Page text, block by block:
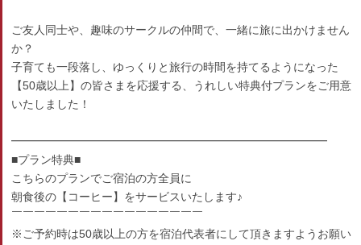
ご友人同士や、趣味のサークルの仲間で、一緒に旅に出かけません
か？
子育ても一段落し、ゆっくりと旅行の時間を持てるようになった
【50歳以上】の皆さまを応援する、うれしい特典付プランをご用意
いたしました！
━━━━━━━━━━━━━━━━━━━━━━━━━━━━
■プラン特典■
こちらのプランでご宿泊の方全員に
朝食後の【コーヒー】をサービスいたします♪
￣￣￣￣￣￣￣￣￣￣￣￣￣￣￣￣￣
※ご予約時は50歳以上の方を宿泊代表者にして頂きますようお願い